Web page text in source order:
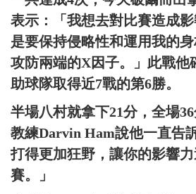
表示：「我想去對比賽造成
是要保持侵略性和運用我的
攻防兩端的X因子。」此戰他
助球隊取得近7戰的第6勝。
半場八村就拿下21分，全場
教練Darvin Ham說他一直告
打得更加狂野，讓你的影響
賽。」